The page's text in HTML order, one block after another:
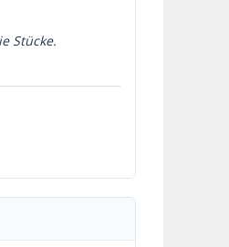
Stücke.